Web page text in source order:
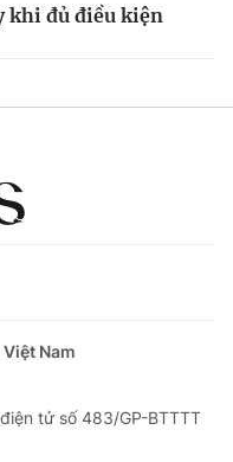
khi đủ điều kiện
Nam
tử số 483/GP-BTTTT